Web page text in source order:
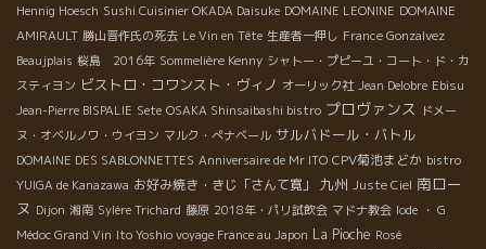
Hennig Hoesch Sushi Cuisinier OKADA Daisuke DOMAINE LEONINE DOMAINE
AMIRAULT 勝山晋作氏の死去 Le Vin en Tête 生産者一押し France Gonzalvez
Beaujplais 桜島 2016年 Sommelière Kenny シャトー・プピーユ・コート・ド・カ
スティヨン ビストロ・コワンスト・ヴィノ オーリック社 Jean Delobre Ebisu
Jean-Pierre BISPALIE Sete OSAKA Shinsaibashi bistro プロヴァンス ドメー
ヌ・オベルノワ・ウイヨン マルク・ぺナベール サルバドール・バトル
DOMAINE DES SABLONNETTES Anniversaire de Mr ITO CPV菊池まどか bistro
YUIGA de Kanazawa お好み焼き・きじ「さんて寛」 九州 Juste Ciel 南ロー
ヌ Dijon 湘南 Sylère Trichard 藤原 2018年・パリ試飲会 マドナ教会 Iode ・ G
Médoc Grand Vin Ito Yoshio voyage France au Japon La Pioche Rosé